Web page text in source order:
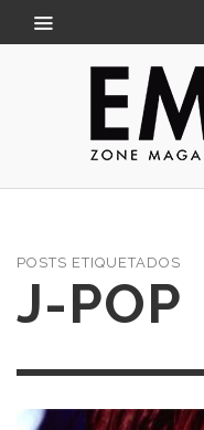
POSTS ETIQUETADOS
J-POP